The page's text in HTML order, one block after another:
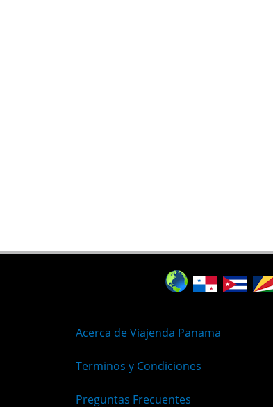
Acerca de Viajenda Panama
Terminos y Condiciones
Preguntas Frecuentes